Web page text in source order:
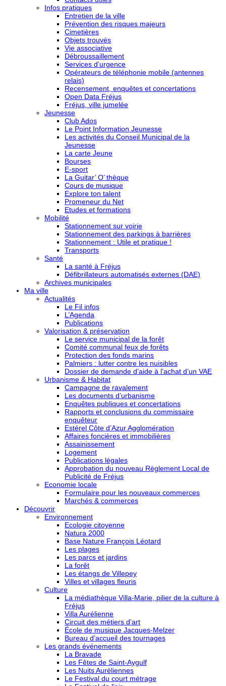
Infos pratiques
Entretien de la ville
Prévention des risques majeurs
Cimetières
Objets trouvés
Vie associative
Débroussaillement
Services d’urgence
Opérateurs de téléphonie mobile (antennes
relais)
Recensement, enquêtes et concertations
Open Data Fréjus
Fréjus, ville jumelée
Jeunesse
Club Ados
Le Point Information Jeunesse
Les activités du Conseil Municipal de la
Jeunesse
La carte Jeune
Bourses
E-sport
La Guitar’ O’ thèque
Cours de musique
Explore ton talent
Promeneur du Net
Etudes et formations
Mobilité
Stationnement sur voirie
Stationnement des parkings à barrières
Stationnement : Utile et pratique !
Transports
Santé
La santé à Fréjus
Défibrillateurs automatisés externes (DAE)
Archives municipales
Ma ville
Actualités
Le Fil infos
L’Agenda
Publications
Valorisation & préservation
Le service municipal de la forêt
Comité communal feux de forêts
Protection des fonds marins
Palmiers : lutter contre les nuisibles
Dossier de demande d’aide à l’achat d’un VAE
Urbanisme & Habitat
Campagne de ravalement
Les documents d’urbanisme
Enquêtes publiques et concertations
Rapports et conclusions du commissaire
enquêteur
Estérel Côte d’Azur Agglomération
Affaires foncières et immobilières
Assainissement
Logement
Publications légales
Approbation du nouveau Règlement Local de
Publicité de Fréjus
Economie locale
Formulaire pour les nouveaux commerces
Marchés & commerces
Découvrir
Environnement
Ecologie citoyenne
Natura 2000
Base Nature François Léotard
Les plages
Les parcs et jardins
La forêt
Les étangs de Villepey
Villes et villages fleuris
Culture
La médiathèque Villa-Marie, pilier de la culture à
Fréjus
Villa Aurélienne
Circuit des métiers d’art
École de musique Jacques-Melzer
Bureau d’accueil des tournages
Les grands événements
La Bravade
Les Fêtes de Saint-Aygulf
Les Nuits Auréliennes
Le Festival du court métrage